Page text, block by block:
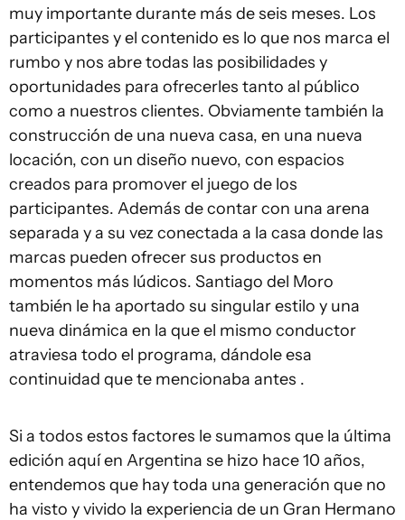
muy importante durante más de seis meses. Los
participantes y el contenido es lo que nos marca el
rumbo y nos abre todas las posibilidades y
oportunidades para ofrecerles tanto al público
como a nuestros clientes. Obviamente también la
construcción de una nueva casa, en una nueva
locación, con un diseño nuevo, con espacios
creados para promover el juego de los
participantes. Además de contar con una arena
separada y a su vez conectada a la casa donde las
marcas pueden ofrecer sus productos en
momentos más lúdicos. Santiago del Moro
también le ha aportado su singular estilo y una
nueva dinámica en la que el mismo conductor
atraviesa todo el programa, dándole esa
continuidad que te mencionaba antes .
Si a todos estos factores le sumamos que la última
edición aquí en Argentina se hizo hace 10 años,
entendemos que hay toda una generación que no
ha visto y vivido la experiencia de un Gran Hermano